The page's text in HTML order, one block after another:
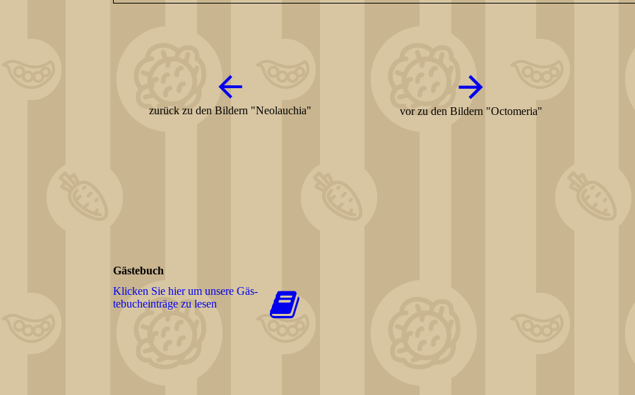
zurück zu den Bildern "Neolauchia" vor zu den Bildern "Octomeria"
Gästebuch
Klicken Sie hier um unsere Gäs­
te­buch­ein­trä­ge zu lesen